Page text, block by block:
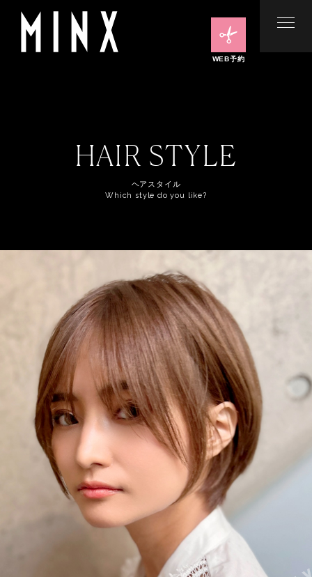
WEB予約
HAIR STYLE
ヘアスタイル
Which style do you like?